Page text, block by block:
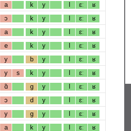
a k y l ɛː ʁ
ɔ k y l ɛː ʁ
a k y l ɛː ʁ
e k y l ɛː ʁ
y b y l ɛː ʁ
y s k y l ɛː ʁ
ɑ̃ g y l ɛː ʁ
ɔ d y l ɛː ʁ
y g y l ɛː ʁ
a k y l ɛː ʁ